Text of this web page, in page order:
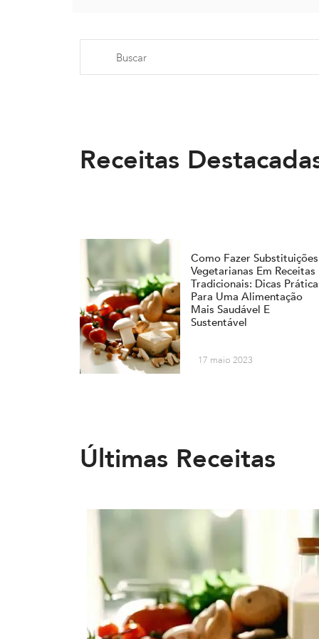
Receitas
Como Fazer Substituições
Vegetarianas Em Receitas
Tradicionais: Dicas
Para Uma Alimentação
Mais Saudável E
Sustentável
17 maio 2023
Últimas Receitas